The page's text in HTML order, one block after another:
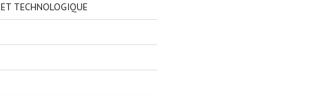
TECHNOLOGIQUE